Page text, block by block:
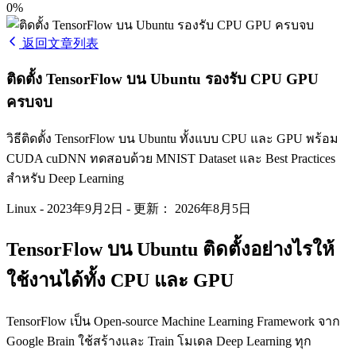
0%
返回文章列表
ติดตั้ง TensorFlow บน Ubuntu รองรับ CPU GPU
ครบจบ
วิธีติดตั้ง TensorFlow บน Ubuntu ทั้งแบบ CPU และ GPU พร้อม
CUDA cuDNN ทดสอบด้วย MNIST Dataset และ Best Practices
สำหรับ Deep Learning
Linux - 2023年9月2日 - 更新： 2026年8月5日
TensorFlow บน Ubuntu ติดตั้งอย่างไรให้
ใช้งานได้ทั้ง CPU และ GPU
TensorFlow เป็น Open-source Machine Learning Framework จาก
Google Brain ใช้สร้างและ Train โมเดล Deep Learning ทุก